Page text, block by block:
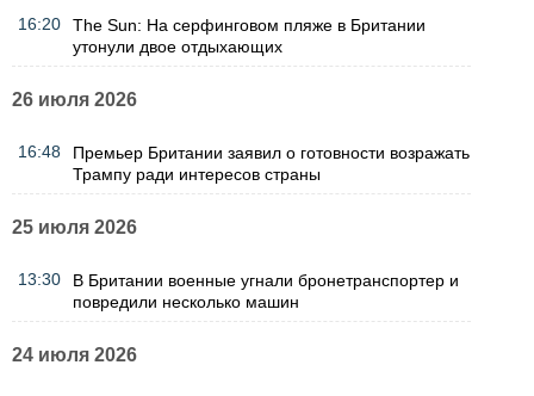
16:20
The Sun: На серфинговом пляже в Британии
утонули двое отдыхающих
26 июля 2026
16:48
Премьер Британии заявил о готовности возражать
Трампу ради интересов страны
25 июля 2026
13:30
В Британии военные угнали бронетранспортер и
повредили несколько машин
24 июля 2026